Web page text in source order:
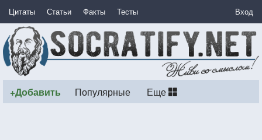
Цитаты Статьи Факты Тесты Вход
+Добавить Популярные Еще